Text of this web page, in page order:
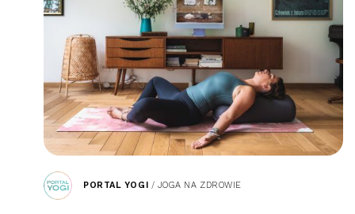
PORTAL YOGI / JOGA NA ZDROWIE